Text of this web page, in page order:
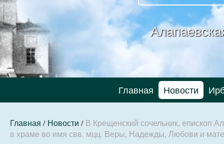
Главная Новости
Главная / Новости / В Крещенский сочельник, епископ
в храме во имя свв. мцц. Веры, Надежды, Любови и